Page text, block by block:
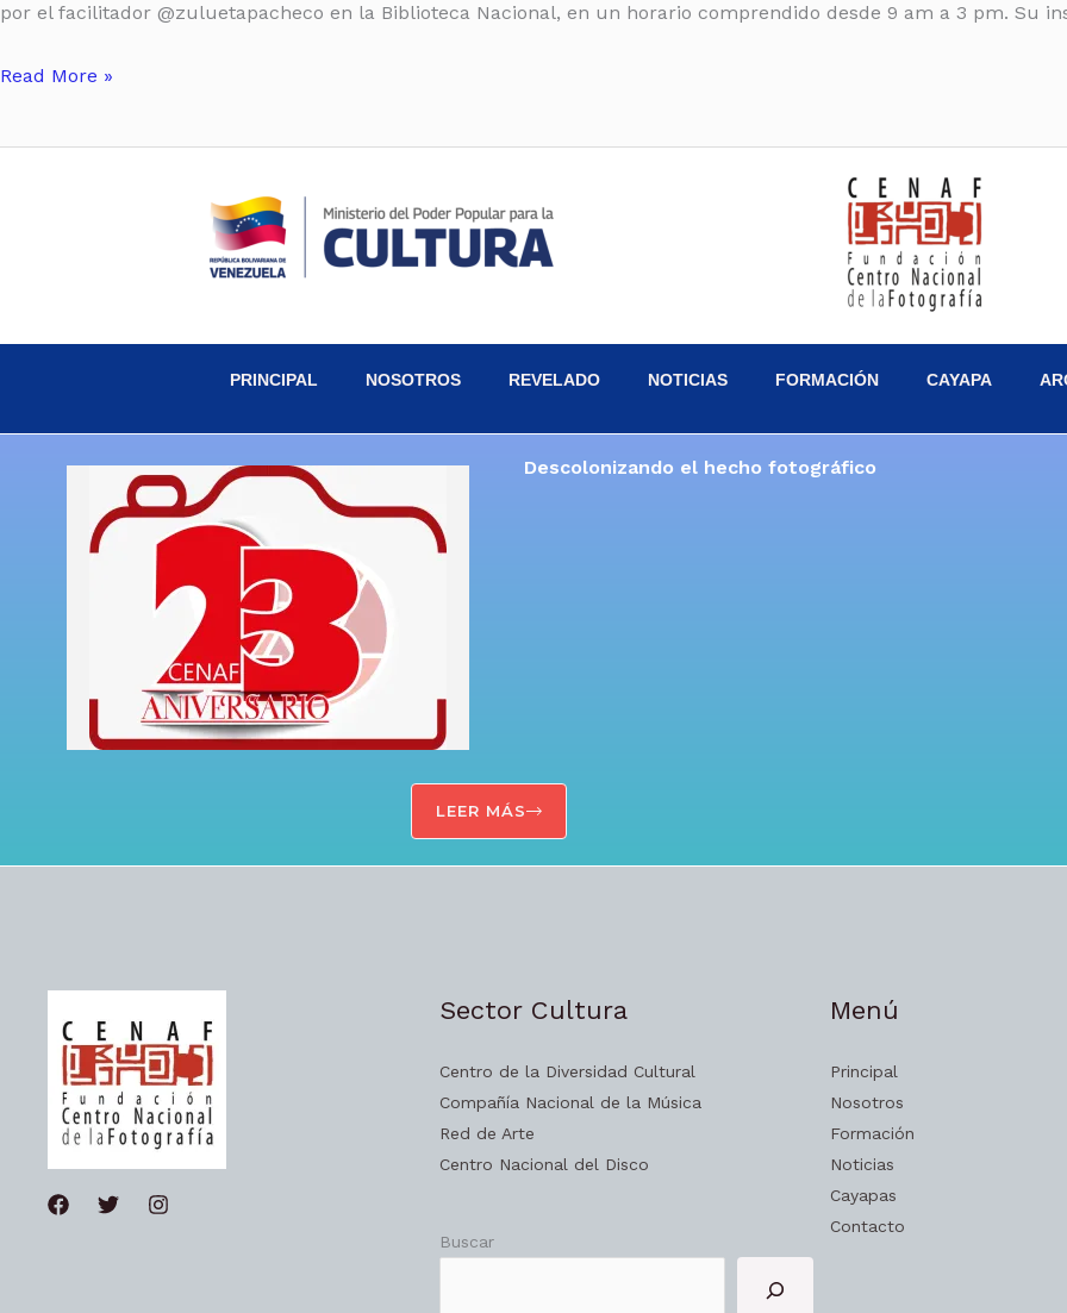
por el facilitador @zuluetapacheco en la Biblioteca Nacional, en un horario comprendido desde 9 am a 3 pm. Su
Read More »
PRINCIPAL NOSOTROS REVELADO NOTICIAS FORMACIÓN CAYAPA
Descolonizando el hecho fotográfico
LEER MÁS
Sector Cultura
Centro de la Diversidad Cultural
Compañía Nacional de la Música
Red de Arte
Centro Nacional del Disco
Buscar
Menú
Principal
Nosotros
Formación
Noticias
Cayapas
Contacto